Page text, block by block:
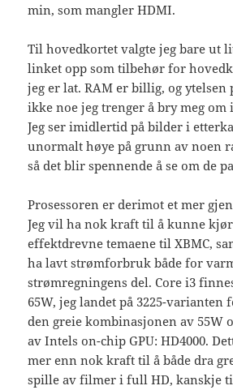
min, som mangler HDMI.
Til hovedkortet valgte jeg bare ut
linket opp som tilbehør for
jeg er lat. RAM er billig, og ytelsen
ikke noe jeg trenger å bry meg om
Jeg ser imidlertid på bilder i
unormalt høye på grunn av noen
så det blir spennende å se om de
Prosessoren er derimot et mer
Jeg vil ha nok kraft til å kunne
effektdrevne temaene til XBMC,
ha lavt strømforbruk både for
strømregningens del. Core i3
65W, jeg landet på 3225-varianten
den greie kombinasjonen av 55W
av Intels on-chip GPU: HD4000.
mer enn nok kraft til å både dra
spille av filmer i full HD, kanskje